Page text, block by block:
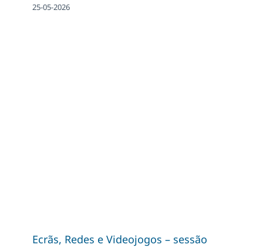
25-05-2026
Ecrãs, Redes e Videojogos – sessão